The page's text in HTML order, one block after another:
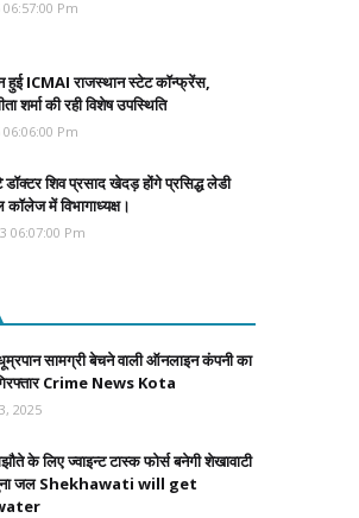
Pm
हुई ICMAI राजस्थान स्टेट कॉन्फ्रेंस,
शर्मा की रही विशेष उपस्थिति
Pm
शिव प्रसाद खेदड़ होंगे प्रसिद्ध लेडी
कॉलेज में विभागाध्यक्ष।
06:07:00 Pm
सामग्री बेचने वाली ऑनलाइन कंपनी का
Crime News Kota
2025
के लिए ज्वाइन्ट टास्क फोर्स बनेगी शेखावाटी
जल Shekhawati will get